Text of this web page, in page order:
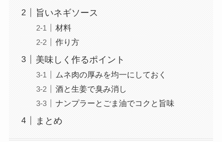
旨いネギソース
材料
作り方
美味しく作るポイント
ムネ肉の厚みを均一にしておく
酒と生姜で臭み消し
ナンプラーとごま油でコクと旨味
まとめ